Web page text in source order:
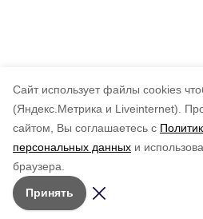
Cайт использует файлы cookies
(Яндекс.Метрика и Liveinternet).
сайтом, Вы соглашаетесь с
персональных данных и
браузера.
Принять